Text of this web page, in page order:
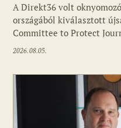
Fotó: media1.hu
A Direkt36 volt
országából kiválasztott
Committee to Protect
2026.08.05.